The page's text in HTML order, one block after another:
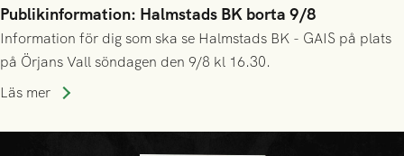
Publikinformation: Halmstads BK borta 9/8
Information för dig som ska se Halmstads BK - GAIS på plats
på Örjans Vall söndagen den 9/8 kl 16.30.
Läs mer